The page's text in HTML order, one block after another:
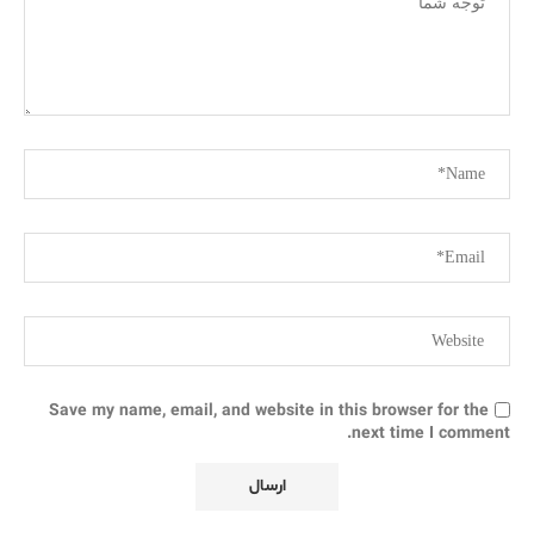
Save my name, email, and website in this browser for the
next time I comment.